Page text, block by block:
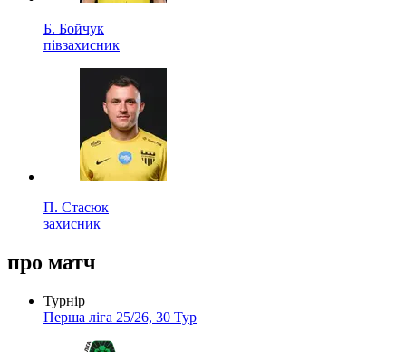
Б. Бойчук
півзахисник
П. Стасюк
захисник
про матч
Турнір
Перша ліга 25/26, 30 Тур